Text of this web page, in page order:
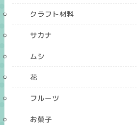
クラフト材料
サカナ
ムシ
花
フルーツ
お菓子